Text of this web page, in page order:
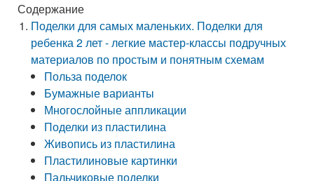
Содержание
Поделки для самых маленьких. Поделки для
ребенка 2 лет - легкие мастер-классы подручных
материалов по простым и понятным схемам
Польза поделок
Бумажные варианты
Многослойные аппликации
Поделки из пластилина
Живопись из пластилина
Пластилиновые картинки
Пальчиковые поделки